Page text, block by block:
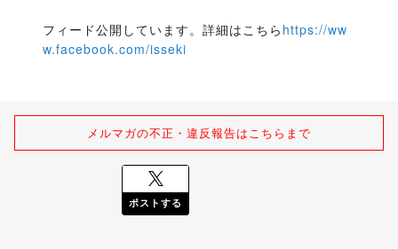
フィード公開しています。詳細はこちら https://ww
w.facebook.com/isseki
メルマガの不正・違反報告はこちらまで
ポストする